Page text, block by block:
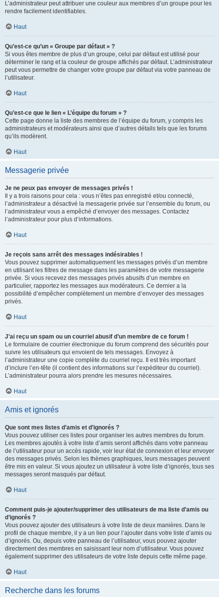
L’administrateur peut attribuer une couleur aux membres d’un groupe pour les
rendre facilement identifiables.
Haut
Qu’est-ce qu’un « Groupe par défaut » ?
Si vous êtes membre de plus d’un groupe, celui par défaut est utilisé pour
déterminer le rang et la couleur de groupe affichés par défaut. L’administrateur
peut vous permettre de changer votre groupe par défaut via votre panneau de
l’utilisateur.
Haut
Qu’est-ce que le lien « L’équipe du forum » ?
Cette page donne la liste des membres de l’équipe du forum, y compris les
administrateurs et modérateurs ainsi que d’autres détails tels que les forums
qu’ils modèrent.
Haut
Messagerie privée
Je ne peux pas envoyer de messages privés !
Il y a trois raisons pour cela : vous n’êtes pas enregistré et/ou connecté,
l’administrateur a désactivé la messagerie privée sur l’ensemble du forum, ou
l’administrateur vous a empêché d’envoyer des messages. Contactez
l’administrateur pour plus d’informations.
Haut
Je reçois sans arrêt des messages indésirables !
Vous pouvez supprimer automatiquement les messages privés d’un membre
en utilisant les filtres de message dans les paramètres de votre messagerie
privée. Si vous recevez des messages privés abusifs d’un membre en
particulier, rapportez les messages aux modérateurs. Ce dernier a la
possibilité d’empêcher complètement un membre d’envoyer des messages
privés.
Haut
J’ai reçu un spam ou un courriel abusif d’un membre de ce forum !
Le formulaire de courrier électronique du forum comprend des sécurités pour
suivre les utilisateurs qui envoient de tels messages. Envoyez à
l’administrateur une copie complète du courriel reçu. Il est très important
d’inclure l’en-tête (il contient des informations sur l’expéditeur du courriel).
L’administrateur pourra alors prendre les mesures nécessaires.
Haut
Amis et ignorés
Que sont mes listes d’amis et d’ignorés ?
Vous pouvez utiliser ces listes pour organiser les autres membres du forum.
Les membres ajoutés à votre liste d’amis seront affichés dans votre panneau
de l’utilisateur pour un accès rapide, voir leur état de connexion et leur envoyer
des messages privés. Selon les thèmes graphiques, leurs messages peuvent
être mis en valeur. Si vous ajoutez un utilisateur à votre liste d’ignorés, tous ses
messages seront masqués par défaut.
Haut
Comment puis-je ajouter/supprimer des utilisateurs de ma liste d’amis ou
d’ignorés ?
Vous pouvez ajouter des utilisateurs à votre liste de deux manières. Dans le
profil de chaque membre, il y a un lien pour l’ajouter dans votre liste d’amis ou
d’ignorés. Ou, depuis votre panneau de l’utilisateur, vous pouvez ajouter
directement des membres en saisissant leur nom d’utilisateur. Vous pouvez
également supprimer des utilisateurs de votre liste depuis cette même page.
Haut
Recherche dans les forums